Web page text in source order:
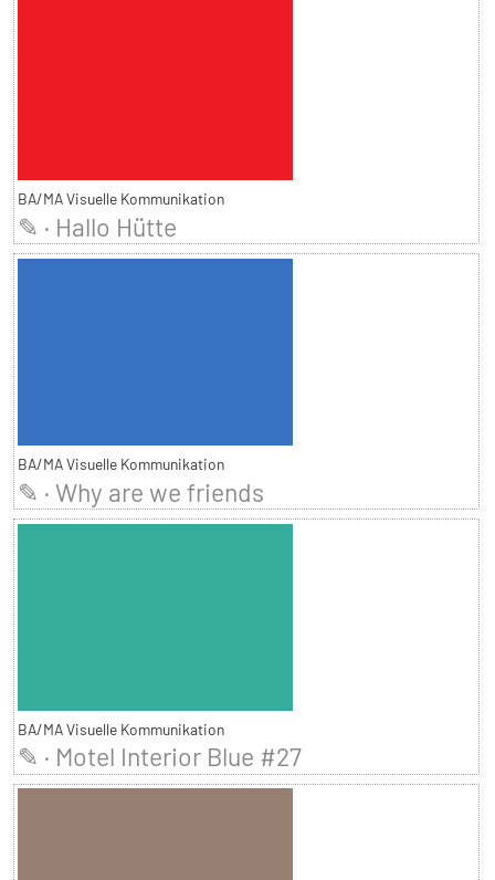
BA/MA Visuelle Kommunikation
✎ · Hallo Hütte
BA/MA Visuelle Kommunikation
✎ · Why are we friends
BA/MA Visuelle Kommunikation
✎ · Motel Interior Blue #27